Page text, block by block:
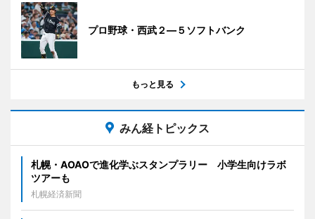
プロ野球・西武２―５ソフトバンク
もっと見る
みん経トピックス
札幌・AOAOで進化学ぶスタンプラリー 小学生向けラボ
ツアーも
札幌経済新聞